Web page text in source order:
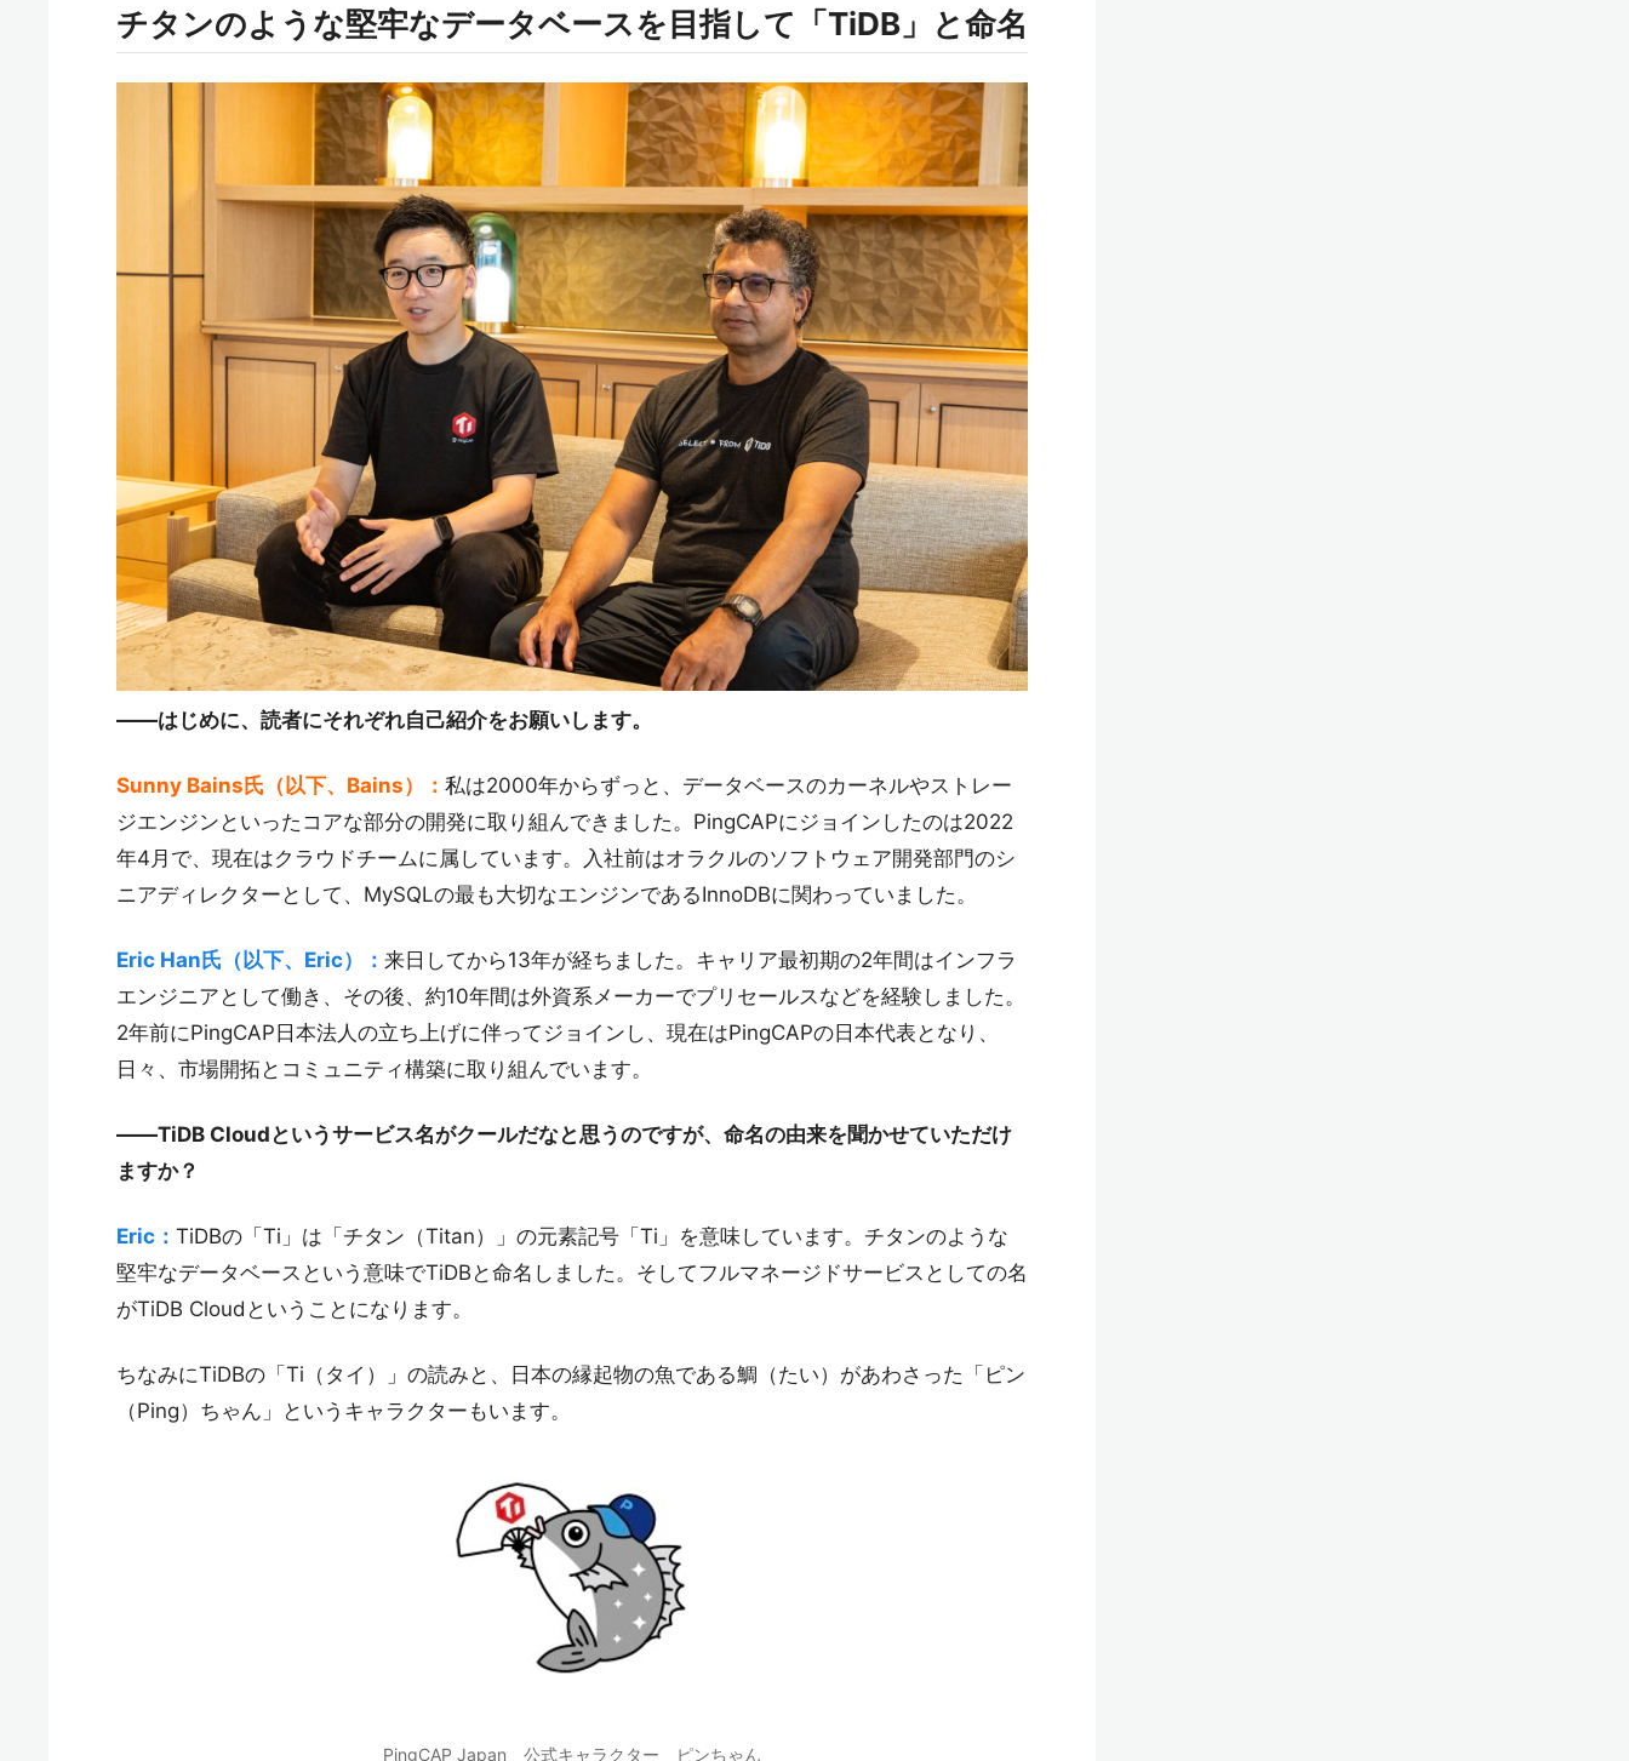
チタンのような堅牢なデータベースを目指して「TiDB」と命名
――はじめに、読者にそれぞれ自己紹介をお願いします。
Sunny Bains氏（以下、Bains）： 私は2000年からずっと、データベースのカーネルやストレー
ジエンジンといったコアな部分の開発に取り組んできました。PingCAPにジョインしたのは2022
年4月で、現在はクラウドチームに属しています。入社前はオラクルのソフトウェア開発部門のシ
ニアディレクターとして、MySQLの最も大切なエンジンであるInnoDBに関わっていました。
Eric Han氏（以下、Eric）： 来日してから13年が経ちました。キャリア最初期の2年間はインフラ
エンジニアとして働き、その後、約10年間は外資系メーカーでプリセールスなどを経験しました。
2年前にPingCAP日本法人の立ち上げに伴ってジョインし、現在はPingCAPの日本代表となり、
日々、市場開拓とコミュニティ構築に取り組んでいます。
――TiDB Cloudというサービス名がクールだなと思うのですが、命名の由来を聞かせていただけ
ますか？
Eric： TiDBの「Ti」は「チタン（Titan）」の元素記号「Ti」を意味しています。チタンのような
堅牢なデータベースという意味でTiDBと命名しました。そしてフルマネージドサービスとしての名
がTiDB Cloudということになります。
ちなみにTiDBの「Ti（タイ）」の読みと、日本の縁起物の魚である鯛（たい）があわさった「ピン
（Ping）ちゃん」というキャラクターもいます。
PingCAP Japan 公式キャラクター ピンちゃん